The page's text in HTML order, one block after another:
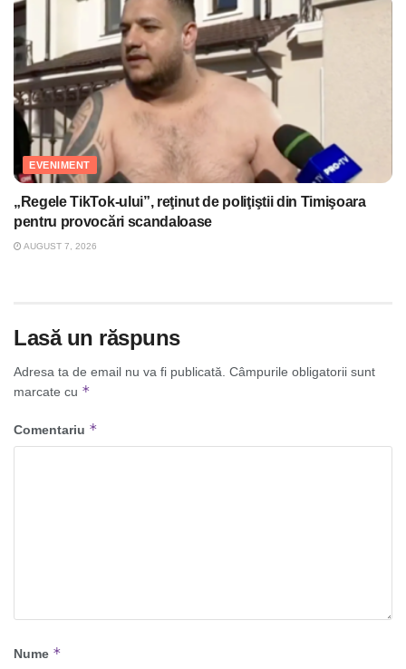
EVENIMENT
„Regele TikTok-ului”, reţinut de poliţiştii din Timişoara
pentru provocări scandaloase
AUGUST 7, 2026
Lasă un răspuns
Adresa ta de email nu va fi publicată. Câmpurile obligatorii sunt
marcate cu *
Comentariu *
Nume *